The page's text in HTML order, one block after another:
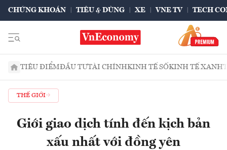
CHỨNG KHOÁN TIÊU & DÙNG XE VNE TV TECH
TIÊU ĐIỂMĐẦU TƯTÀI CHÍNHKINH TẾ SỐKINH TẾ XANH
THẾ GIỚI
Giới giao dịch tính đến kịch bản
xấu nhất với đồng yên